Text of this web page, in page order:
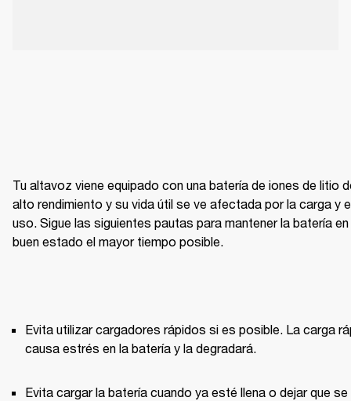
Tu altavoz viene equipado con una batería de iones de litio
alto rendimiento y su vida útil se ve afectada por la carga y
uso. Sigue las siguientes pautas para mantener la batería en
buen estado el mayor tiempo posible.
Evita utilizar cargadores rápidos si es posible. La carga
causa estrés en la batería y la degradará.
Evita cargar la batería cuando ya esté llena o dejar que se